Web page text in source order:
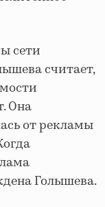
сети
считает,
Она
от рекламы
Голышева.